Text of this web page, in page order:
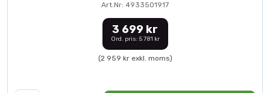
Art.Nr: 4933501917
3 699 kr
Ord. pris: 5 781 kr
(2 959 kr exkl. moms)